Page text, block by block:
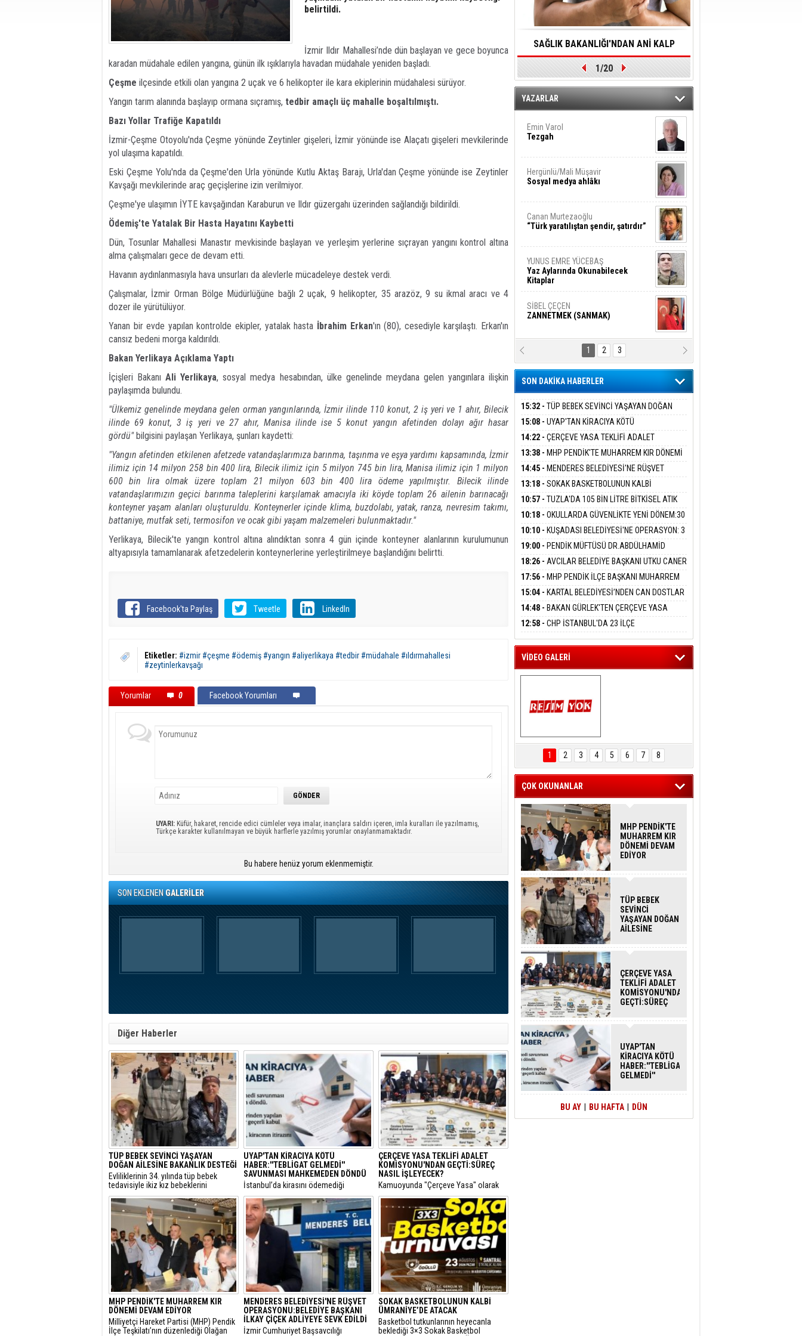
belirtildi.
İzmir Ildır Mahallesi’nde dün başlayan ve gece boyunca
karadan müdahale edilen yangına, günün ilk ışıklarıyla havadan müdahale yeniden başladı.
Çeşme ilçesinde etkili olan yangına 2 uçak ve 6 helikopter ile kara ekiplerinin müdahalesi sürüyor.
Yangın tarım alanında başlayıp ormana sıçramış, tedbir amaçlı üç mahalle boşaltılmıştı.
Bazı Yollar Trafiğe Kapatıldı
İzmir-Çeşme Otoyolu'nda Çeşme yönünde Zeytinler gişeleri, İzmir yönünde ise Alaçatı gişeleri mevkilerinde
yol ulaşıma kapatıldı.
Eski Çeşme Yolu'nda da Çeşme'den Urla yönünde Kutlu Aktaş Barajı, Urla'dan Çeşme yönünde ise Zeytinler
Kavşağı mevkilerinde araç geçişlerine izin verilmiyor.
Çeşme'ye ulaşımın İYTE kavşağından Karaburun ve Ildır güzergahı üzerinden sağlandığı bildirildi.
Ödemiş'te Yatalak Bir Hasta Hayatını Kaybetti
Dün, Tosunlar Mahallesi Manastır mevkisinde başlayan ve yerleşim yerlerine sıçrayan yangını kontrol altına
alma çalışmaları gece de devam etti.
Havanın aydınlanmasıyla hava unsurları da alevlerle mücadeleye destek verdi.
Çalışmalar, İzmir Orman Bölge Müdürlüğüne bağlı 2 uçak, 9 helikopter, 35 arazöz, 9 su ikmal aracı ve 4
dozer ile yürütülüyor.
Yanan bir evde yapılan kontrolde ekipler, yatalak hasta İbrahim Erkan'ın (80), cesediyle karşılaştı. Erkan'ın
cansız bedeni morga kaldırıldı.
Bakan Yerlikaya Açıklama Yaptı
İçişleri BakanıAli Yerlikaya, sosyal medya hesabından, ülke genelinde meydana gelen yangınlara ilişkin
paylaşımda bulundu.
"Ülkemiz genelinde meydana gelen orman yangınlarında, İzmir ilinde 110 konut, 2 iş yeri ve 1 ahır, Bilecik
ilinde 69 konut, 3 iş yeri ve 27 ahır, Manisa ilinde ise 5 konut yangın afetinden dolayı ağır hasar
gördü"bilgisini paylaşan Yerlikaya, şunları kaydetti:
"Yangın afetinden etkilenen afetzede vatandaşlarımıza barınma, taşınma ve eşya yardımı kapsamında, İzmir
ilimiz için 14 milyon 258 bin 400 lira, Bilecik ilimiz için 5 milyon 745 bin lira, Manisa ilimiz için 1 milyon
600 bin lira olmak üzere toplam 21 milyon 603 bin 400 lira ödeme yapılmıştır. Bilecik ilinde
vatandaşlarımızın geçici barınma taleplerini karşılamak amacıyla iki köyde toplam 26 ailenin barınacağı
konteyner yaşam alanları oluşturuldu. Konteynerler içinde klima, buzdolabı, yatak, ranza, nevresim takımı,
battaniye, mutfak seti, termosifon ve ocak gibi yaşam malzemeleri bulunmaktadır."
Yerlikaya, Bilecik'te yangın kontrol altına alındıktan sonra 4 gün içinde konteyner alanlarının kurulumunun
altyapısıyla tamamlanarak afetzedelerin konteynerlerine yerleştirilmeye başlandığını belirtti.
Facebook'ta Paylaş Tweetle LinkedIn
Etiketler: #izmir #çeşme #ödemiş #yangın #aliyerlikaya #tedbir #müdahale #ıldırmahallesi
#zeytinlerkavşağı
Yorumlar 0 Facebook Yorumları
UYARI: Küfür, hakaret, rencide edici cümleler veya imalar, inançlara saldırı içeren, imla kuralları ile yazılmamış,
Türkçe karakter kullanılmayan ve büyük harflerle yazılmış yorumlar onaylanmamaktadır.
Bu habere henüz yorum eklenmemiştir.
SON EKLENENGALERİLER
Diğer Haberler
TÜP BEBEK SEVİNCİ YAŞAYAN
DOĞAN AİLESİNE BAKANLIK DESTEĞİ
​Evliliklerinin 34. yılında tüp bebek
tedavisiyle ikiz kız bebeklerini
kucaklarına alan ve Anıtkabir
ziyaretleriyle sosyal medyada büyük
beğeni toplayan Doğan ailesi için Aile
ve Sosyal Hizmetler Bakanlığı harekete
geçti.
UYAP'TAN KİRACIYA KÖTÜ
HABER:''TEBLİGAT GELMEDİ''
SAVUNMASI MAHKEMEDEN DÖNDÜ
​İstanbul’da kirasını ödemediği
gerekçesiyle hakkında icra takibi
başlatılan bir kiracının “Ödeme emri
elime ulaşmadı, takipten geç haberdar
oldum” diyerek yaptığı usulsüz tebligat
itirazı, İstinaf Mahkemesi’nin dikkat
çekici kararıyla sonuçsuz kaldı.
ÇERÇEVE YASA TEKLİFİ ADALET
KOMİSYONU'NDAN GEÇTİ:SÜREÇ
NASIL İŞLEYECEK?
​Kamuoyunda "Çerçeve Yasa" olarak
bilinen ve terör örgütü PKK'nin
kendisini feshederek silah bırakmasını
hedefleyen Milli Dayanışma ve
Toplumsal Bütünlüğün
Güçlendirilmesine Dair Kanun Teklifi,
TBMM Adalet Komisyonu'nda kabul
edildi.
MHP PENDİK'TE MUHARREM KIR
DÖNEMİ DEVAM EDİYOR
​Milliyetçi Hareket Partisi (MHP) Pendik
İlçe Teşkilatı’nın düzenlediği Olağan
MENDERES BELEDİYESİ'NE RÜŞVET
OPERASYONU:BELEDİYE BAŞKANI
İLKAY ÇİÇEK ADLİYEYE SEVK EDİLDİ
​İzmir Cumhuriyet Başsavcılığı
SOKAK BASKETBOLUNUN KALBİ
ÜMRANİYE’DE ATACAK
Basketbol tutkunlarının heyecanla
beklediği 3×3 Sokak Basketbol
SAĞLIK BAKANLIĞI'NDAN ANİ KALP
DURMALARINA HIZLI MÜDAHALE
EDİLMESİNE YÖNELİK ÖNLENMESİ İÇİN
1/20
YAZARLAR
Emin Varol
Tezgah
Hergünlü/Mali Müşavir
Sosyal medya ahlâkı
Canan Murtezaoğlu
“Türk yaratılıştan şendir, şatırdır”
YUNUS EMRE YÜCEBAŞ
Yaz Aylarında Okunabilecek
Kitaplar
SİBEL ÇEÇEN
ZANNETMEK (SANMAK)
Karanlık DNA Kuşaklararası
Şiddetin Biyolojik Faturası
Şiyar Adıyaman
Ben Bu Sahaya Sığmazam
Hasan Ali Çölük
Bir Satırın İçindeki İnsan
Ezgi Kılıç
SİVAS: ATEŞE ATILAN VİCDAN
BARIŞ BAŞARSLAN
ADANMAK
Meltem Kaynas
AFFETMEYECEĞİM!
1 2 3
SON DAKİKA HABERLER
15:32 - TÜP BEBEK SEVİNCİ YAŞAYAN DOĞAN
AİLESİNE BAKANLIK DESTEĞİ
15:08 - UYAP'TAN KİRACIYA KÖTÜ
HABER:''TEBLİGAT GELMEDİ'' SAVUNMASI
MAHKEMEDEN DÖNDÜ
14:22 - ÇERÇEVE YASA TEKLİFİ ADALET
KOMİSYONU'NDAN GEÇTİ:SÜREÇ NASIL
İŞLEYECEK?
13:38 - MHP PENDİK'TE MUHARREM KIR DÖNEMİ
DEVAM EDİYOR
14:45 - MENDERES BELEDİYESİ'NE RÜŞVET
OPERASYONU:BELEDİYE BAŞKANI İLKAY ÇİÇEK
ADLİYEYE SEVK EDİLDİ
13:18 - SOKAK BASKETBOLUNUN KALBİ
ÜMRANİYE’DE ATACAK
10:57 - TUZLA'DA 105 BİN LİTRE BİTKİSEL ATIK
YAĞ TOPLANDI
10:18 - OKULLARDA GÜVENLİKTE YENİ DÖNEM:30
BİN PERSONEL ALINACAK DEDEKTÖRLÜ ARAMA
GELİYOR
10:10 - KUŞADASI BELEDİYESİ'NE OPERASYON: 3
DALGADA 15 GÖZALTI
19:00 - PENDİK MÜFTÜSÜ DR.ABDÜLHAMİD
PEHLİVAN BASIN MENSUPLARINI AĞIRLADI
18:26 - AVCILAR BELEDİYE BAŞKANI UTKU CANER
ÇANKAYA HAKKINDA TAHLİYE KARARI
17:56 - MHP PENDİK İLÇE BAŞKANI MUHARREM
KIR KARTAL ORDULULAR DERNEĞİ HEYETİNİ
AĞIRLADI
15:04 - KARTAL BELEDİYESİ’NDEN CAN DOSTLAR
İÇİN DEV YATIRIM!
14:48 - BAKAN GÜRLEK'TEN ÇERÇEVE YASA
AÇIKLAMASI:''KIRMIZI ÇİZGİMİZ ŞEHİT AİLELERİ
VE GAZİLERİMİZİN HASSASİYETİDİR''
12:58 - CHP İSTANBUL'DA 23 İLÇE
BAŞKANLIĞI'NDA ATAMALAR GERÇEKLEŞTİ
VİDEO GALERİ
KARTAL ENGELSİZ
YAŞAM FESTİVALİ
KONSERİ
İZLEYİCİLERİ MEST
1 2 3 4 5 6 7 8
ÇOK OKUNANLAR
MHP PENDİK'TE
MUHARREM KIR
DÖNEMİ DEVAM
EDİYOR
TÜP BEBEK
SEVİNCİ
YAŞAYAN DOĞAN
AİLESİNE
DESTEĞİ
ÇERÇEVE YASA
TEKLİFİ ADALET
KOMİSYONU'NDAN
GEÇTİ:SÜREÇ
İŞLEYECEK?
UYAP'TAN
KİRACIYA KÖTÜ
HABER:''TEBLİGAT
GELMEDİ''
MAHKEMEDEN
DÖNDÜ
BU AY BU HAFTA DÜN